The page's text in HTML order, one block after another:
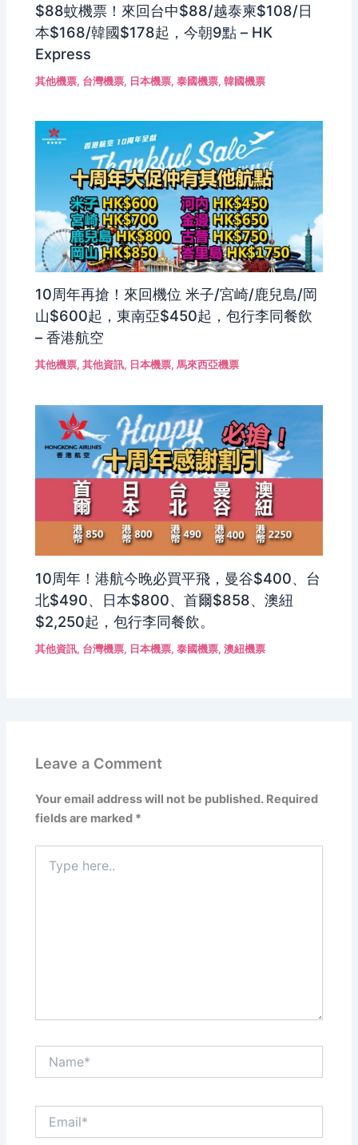
$88蚊機票！來回台中$88/越泰柬$108/日
本$168/韓國$178起，今朝9點 – HK
Express
其他機票, 台灣機票, 日本機票,泰國機票,韓國機票
10周年再搶！來回機位 米子/宮崎/鹿兒島/岡
山$600起，東南亞$450起，包行李同餐飲
– 香港航空
其他機票,其他資訊, 日本機票,馬來西亞機票
10周年！港航今晚必買平飛，曼谷$400、台
北$490、日本$800、首爾$858、澳紐
$2,250起，包行李同餐飲。
其他資訊, 台灣機票, 日本機票,泰國機票,澳紐機票
Leave a Comment
Your email address will not be published. Required
fields are marked *
here..